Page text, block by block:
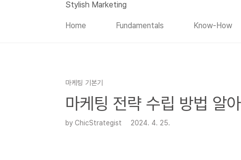
Stylish Marketing
Home Fundamentals Know-How
마케팅 기본기
마케팅 전략 수립 방법 알아
by ChicStrategist 2024. 4. 25.